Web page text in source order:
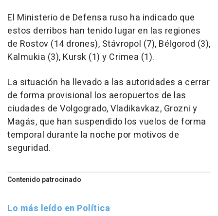
El Ministerio de Defensa ruso ha indicado que
estos derribos han tenido lugar en las regiones
de Rostov (14 drones), Stávropol (7), Bélgorod (3),
Kalmukia (3), Kursk (1) y Crimea (1).
La situación ha llevado a las autoridades a cerrar
de forma provisional los aeropuertos de las
ciudades de Volgogrado, Vladikavkaz, Grozni y
Magás, que han suspendido los vuelos de forma
temporal durante la noche por motivos de
seguridad.
Contenido patrocinado
Lo más leído en Política